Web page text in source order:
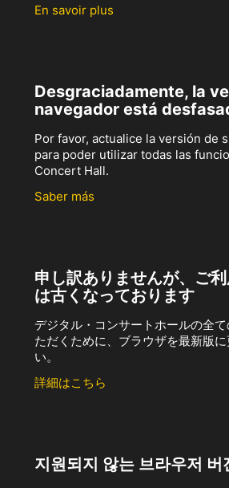
En savoir plus
Desgraciadamente, la
navegador está
Por favor, actualice la versión de
para poder utilizar todas las
Concert Hall.
Saber más
申し訳ありませんが、ご
は古くなっております
デジタル・コンサートホールの全
ただくために、ブラウザを最新版
い。
詳細はこちら
지원되지 않는 브라우저 버